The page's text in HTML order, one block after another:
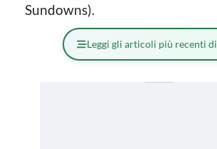
Sundowns).
Leggi gli articoli più recenti di